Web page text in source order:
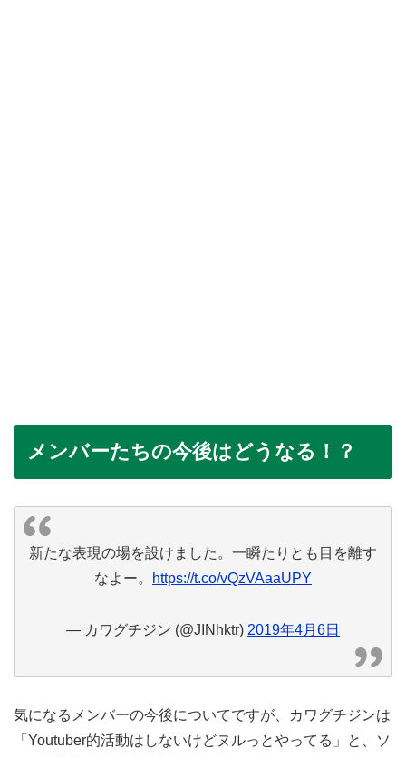
メンバーたちの今後はどうなる！？
新たな表現の場を設けました。一瞬たりとも目を離す
なよー。
https://t.co/vQzVAaaUPY
— カワグチジン (@JINhktr) 2019年4月6日
気になるメンバーの今後についてですが、カワグチジンは
「Youtuber的活動はしないけどヌルっとやってる」と、ソ